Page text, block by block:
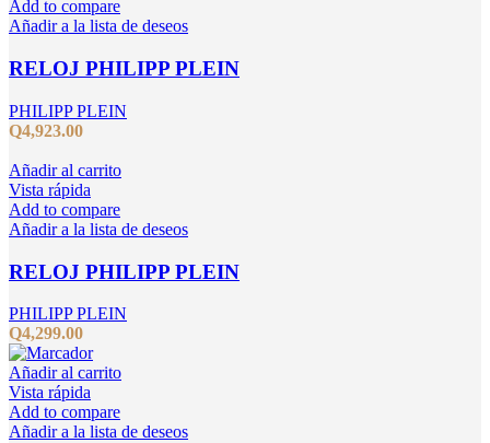
Add to compare
Añadir a la lista de deseos
RELOJ PHILIPP PLEIN
PHILIPP PLEIN
Q4,923.00
Añadir al carrito
Vista rápida
Add to compare
Añadir a la lista de deseos
RELOJ PHILIPP PLEIN
PHILIPP PLEIN
Q4,299.00
Añadir al carrito
Vista rápida
Add to compare
Añadir a la lista de deseos